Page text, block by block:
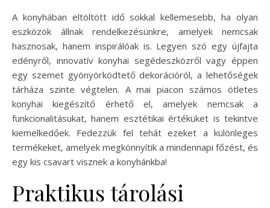
A konyhában eltöltött idő sokkal kellemesebb, ha olyan
eszközök állnak rendelkezésünkre, amelyek nemcsak
hasznosak, hanem inspirálóak is. Legyen szó egy újfajta
edényről, innovatív konyhai segédeszközről vagy éppen
egy szemet gyönyörködtető dekorációról, a lehetőségek
tárháza szinte végtelen. A mai piacon számos ötletes
konyhai kiegészítő érhető el, amelyek nemcsak a
funkcionalitásukat, hanem esztétikai értéküket is tekintve
kiemelkedőek. Fedezzük fel tehát ezeket a különleges
termékeket, amelyek megkönnyítik a mindennapi főzést, és
egy kis csavart visznek a konyhánkba!
Praktikus tárolási